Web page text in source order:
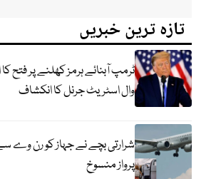
تازہ ترین خبریں
ٹرمپ آبنائے ہرمز کھلنے پر فتح
وال اسٹریٹ جرنل کا انکشاف
شرارتی بچے نے جہاز کو رن وے
پرواز منسوخ